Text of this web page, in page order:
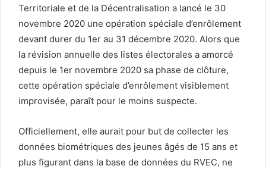
Territoriale et de la Décentralisation a lancé le 30
novembre 2020 une opération spéciale d’enrôlement
devant durer du 1er au 31 décembre 2020. Alors que
la révision annuelle des listes électorales a amorcé
depuis le 1er novembre 2020 sa phase de clôture,
cette opération spéciale d’enrôlement visiblement
improvisée, paraît pour le moins suspecte.
Officiellement, elle aurait pour but de collecter les
données biométriques des jeunes âgés de 15 ans et
plus figurant dans la base de données du RVEC, ne